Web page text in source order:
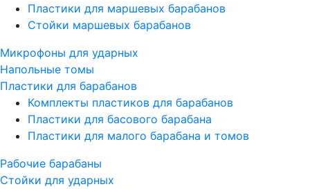
Пластики для маршевых барабанов
Стойки маршевых барабанов
Микрофоны для ударных
Напольные томы
Пластики для барабанов
Комплекты пластиков для барабанов
Пластики для басового барабана
Пластики для малого барабана и томов
Рабочие барабаны
Стойки для ударных